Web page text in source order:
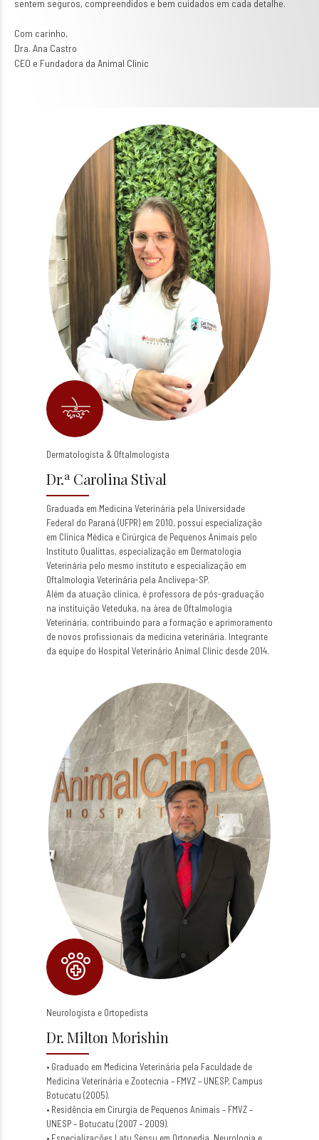
sentem seguros, compreendidos e bem cuidados em cada detalhe.
Com carinho,
Dra. Ana Castro
CEO e Fundadora da Animal Clinic
Dermatologista & Oftalmologista
Dr.ª Carolina Stival
Graduada em Medicina Veterinária pela Universidade
Federal do Paraná (UFPR) em 2010, possui especialização
em Clínica Médica e Cirúrgica de Pequenos Animais pelo
Instituto Qualittas, especialização em Dermatologia
Veterinária pelo mesmo instituto e especialização em
Oftalmologia Veterinária pela Anclivepa-SP.
Além da atuação clínica, é professora de pós-graduação
na instituição Veteduka, na área de Oftalmologia
Veterinária, contribuindo para a formação e aprimoramento
de novos profissionais da medicina veterinária. Integrante
da equipe do Hospital Veterinário Animal Clinic desde 2014.
Neurologista e Ortopedista
Dr. Milton Morishin
• Graduado em Medicina Veterinária pela Faculdade de
Medicina Veterinária e Zootecnia – FMVZ – UNESP, Campus
Botucatu (2005).
• Residência em Cirurgia de Pequenos Animais – FMVZ –
UNESP – Botucatu (2007 – 2009).